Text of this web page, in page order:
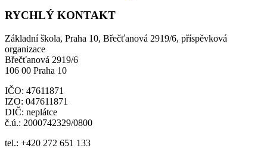
RYCHLÝ KONTAKT
Základní škola, Praha 10, Břečťanová 2919/6, příspěvková
organizace
Břečťanová 2919/6
106 00 Praha 10
IČO: 47611871
IZO: 047611871
DIČ: neplátce
č.ú.: 2000742329/0800
tel.: +420 272 651 133